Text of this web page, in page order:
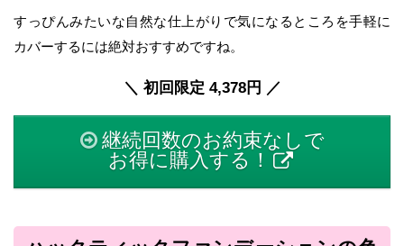
すっぴんみたいな自然な仕上がりで気になるところを手軽に
カバーするには絶対おすすめですね。
＼ 初回限定 4,378円 ／
継続回数のお約束なしで
お得に購入する！